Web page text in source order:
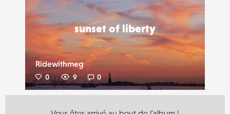
sunset of liberty
Ridewithmeg
0 9 0